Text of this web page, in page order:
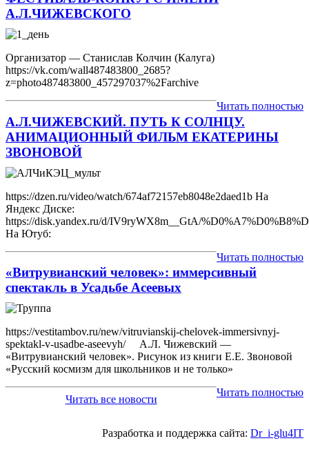
А.Л.ЧИЖЕВСКОГО
Организатор — Станислав Колчин (Калуга)
https://vk.com/wall487483800_2685?
z=photo487483800_457297037%2Farchive
Читать полностью
А.Л.ЧИЖЕВСКИЙ. ПУТЬ К СОЛНЦУ.
АНИМАЦИОННЫЙ ФИЛЬМ ЕКАТЕРИНЫ
ЗВОНОВОЙ
https://dzen.ru/video/watch/674af72157eb8048e2daed1b На
Яндекс Диске:
https://disk.yandex.ru/d/IV9ryWX8m__GtA/
На Ютуб:
Читать полностью
«Витрувианский человек»: иммерсивный
спектакль в Усадьбе Асеевых
https://vestitambov.ru/new/vitruvianskij-chelovek-immersivnyj-
spektakl-v-usadbe-aseevyh/ А.Л. Чижевский —
«Витрувианский человек». Рисунок из книги Е.Е. Звоновой
«Русский космизм для школьников и не только»
Читать полностью
Читать все новости
Разработка и поддержка сайта: Dr_i-glu4IT